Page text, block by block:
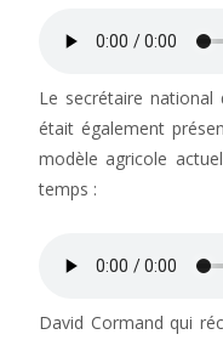
Le secrétaire
était également
modèle agricole
temps :
David Cormand qui